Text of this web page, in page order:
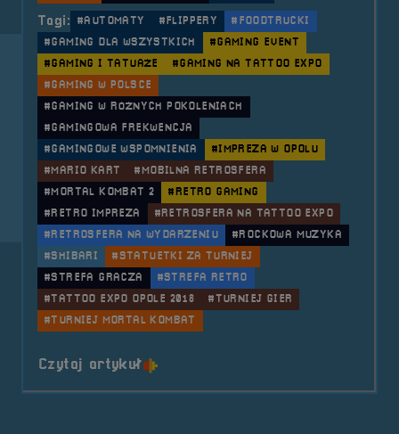
Tagi: #AUTOMATY #FLIPPERY
#FOODTRUCKI
#GAMING DLA WSZYSTKICH
#GAMING EVENT
#GAMING I TATUAŻE
#GAMING NA TATTOO EXPO
#GAMING W POLSCE
#GAMING W RÓŻNYCH POKOLENIACH
#GAMINGOWA FREKWENCJA
#GAMINGOWE WSPOMNIENIA
#IMPREZA W OPOLU
#MARIO KART
#MOBILNA RETROSFERA
#MORTAL KOMBAT 2
#RETRO GAMING
#RETRO IMPREZA
#RETROSFERA NA TATTOO EXPO
#RETROSFERA NA WYDARZENIU
#ROCKOWA MUZYKA
#SHIBARI
#STATUETKI ZA TURNIEJ
#STREFA GRACZA
#STREFA RETRO
#TATTOO EXPO OPOLE 2018
#TURNIEJ GIER
#TURNIEJ MORTAL KOMBAT
Czytaj artykuło tytule 2018.08.18 i 19 Mobilna